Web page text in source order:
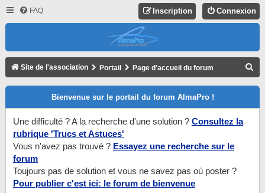
FAQ Connexion
Inscription
Site de l'association Portail Page d'accueil du forum
Bienvenue sur le portail du forum AlmaPro !
Une difficulté ? A la recherche d'une solution ? Consultez la
rubrique 'Trucs et Astuces'
Vous n'avez pas trouvé ? Essayez une recherche sur le
forum
Toujours pas de solution et vous ne savez pas où poster ?
Pour publier c'est ici: le forum de bienvenue